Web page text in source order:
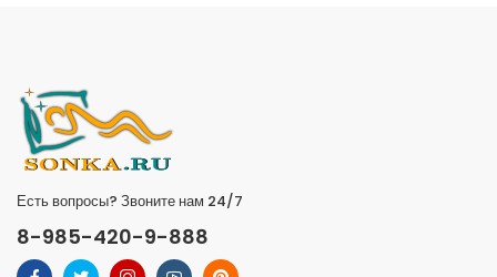
Есть вопросы? Звоните нам 24/7
8-985-420-9-888